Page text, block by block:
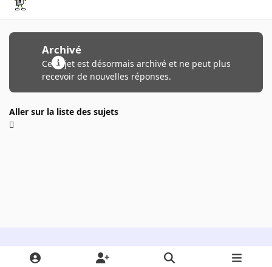
Archivé
Ce sujet est désormais archivé et ne peut plus
recevoir de nouvelles réponses.
Aller sur la liste des sujets
Light ModeDark ModeSystem Preference